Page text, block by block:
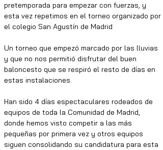
pretemporada para empezar con fuerzas, y
esta vez repetimos en el torneo organizado por
el colegio San Agustín de Madrid
Un torneo que empezó marcado por las lluvias
y que no nos permitió disfrutar del buen
baloncesto que se respiró el resto de días en
estas instalaciones.
Han sido 4 días espectaculares rodeados de
equipos de toda la Comunidad de Madrid,
donde hemos visto competir a las más
pequeñas por primera vez y otros equipos
siguen consolidando su candidatura para esta